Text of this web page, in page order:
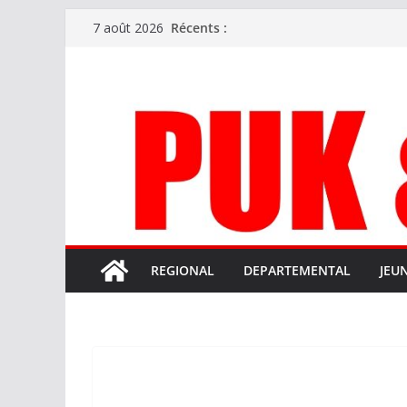
Passer7 août 2026 Récents :
REGIONAL DEPARTEMENTAL